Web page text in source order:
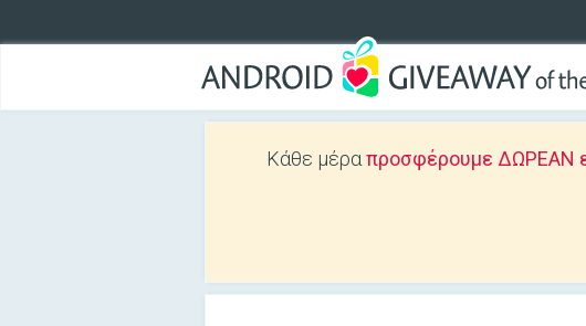
Κάθε μέραπροσφέρουμε ΔΩΡΕΑΝ